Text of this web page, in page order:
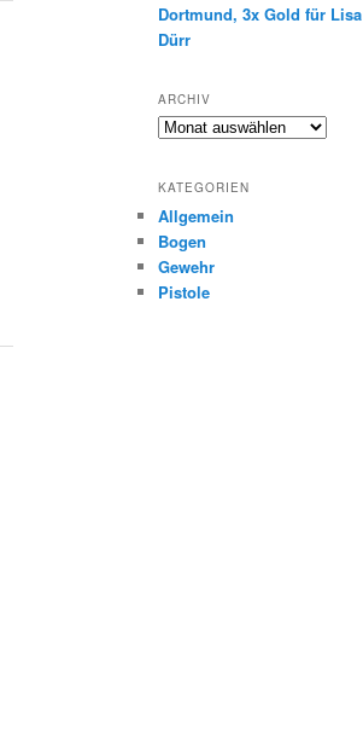
Dortmund, 3x Gold für Lisa
Dürr
ARCHIV
Archiv
KATEGORIEN
Allgemein
Bogen
Gewehr
Pistole